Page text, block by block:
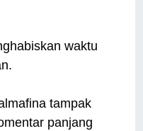
waktu
tampak
panjang